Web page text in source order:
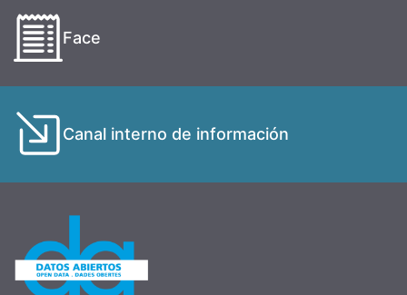
Face
Canal interno de información